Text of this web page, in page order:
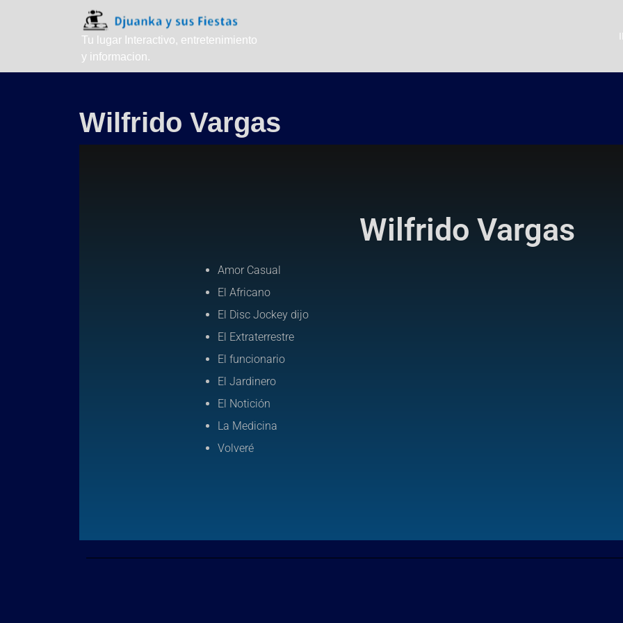
Tu lugar Interactivo, entretenimiento
y informacion.
Wilfrido Vargas
Wilfrido Vargas
Amor Casual
El Africano
El Disc Jockey dijo
El Extraterrestre
El funcionario
El Jardinero
El Notición
La Medicina
Volveré